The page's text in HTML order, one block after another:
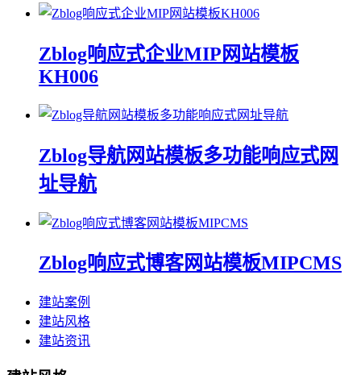
Zblog响应式企业MIP网站模板
KH006
Zblog导航网站模板多功能响应式网
址导航
Zblog响应式博客网站模板MIPCMS
建站案例
建站风格
建站资讯